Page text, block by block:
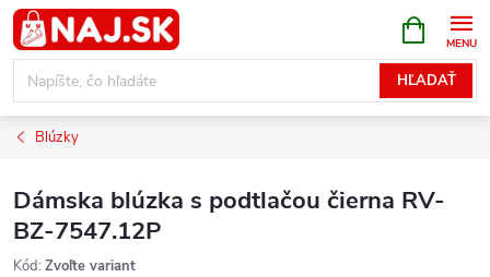
Prejsť
na
obsah
HĽADAŤ
KOŠÍK
Blúzky
Dámska blúzka s podtlačou čierna RV-
BZ-7547.12P
Kód: Zvoľte variant